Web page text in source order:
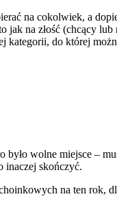
na cokolwiek, a
na złość (chcący
kategorii, do której
wolne miejsce –
inaczej skończyć.
na ten rok,